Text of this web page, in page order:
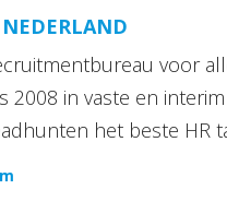
voor
2008 in vaste en
het beste HR